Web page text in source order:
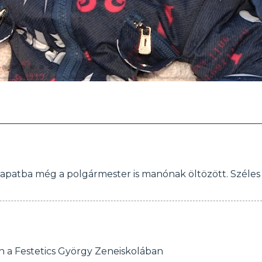
még a polgármester is manónak öltözött.
Festetics György Zeneiskolában